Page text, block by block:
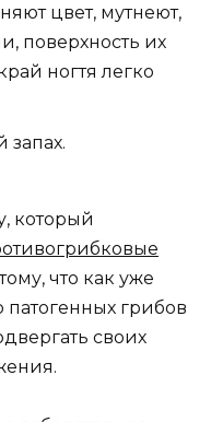
цвет, мутнеют,
поверхность их
ногтя легко
запах.
который
что как уже
грибов
своих